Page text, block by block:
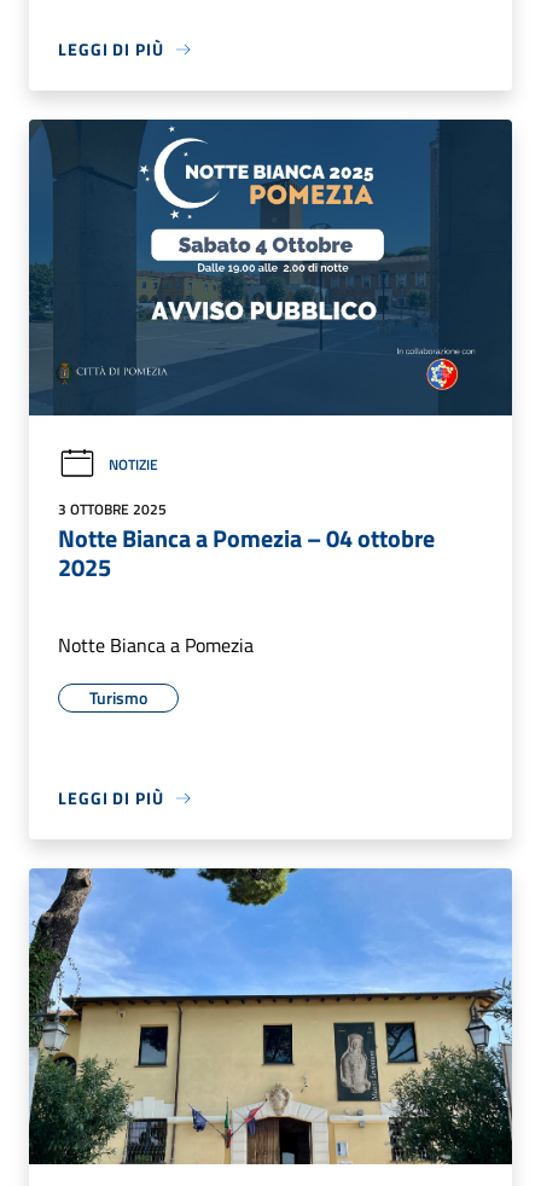
LEGGI DI PIÙ
NOTIZIE
3 OTTOBRE 2025
Notte Bianca a Pomezia – 04 ottobre
2025
Notte Bianca a Pomezia
Turismo
LEGGI DI PIÙ